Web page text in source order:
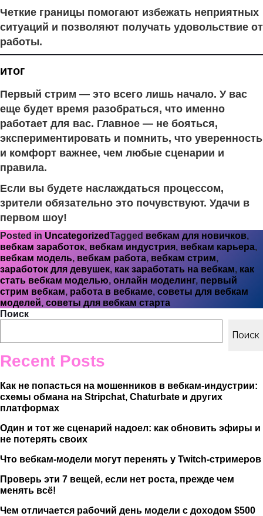
Четкие границы помогают избежать неприятных
ситуаций и позволяют получать удовольствие от
работы.
итог
Первый стрим — это всего лишь начало. У вас
еще будет время разобраться, что именно
работает для вас. Главное — не бояться,
экспериментировать и помнить, что уверенность
и комфорт важнее, чем любые сценарии и
правила.
Если вы будете наслаждаться процессом,
зрители обязательно это почувствуют. Удачи в
первом шоу!
Posted in UncategorizedTagged вебкам для новичков,
вебкам заработок, вебкам индустрия, вебкам карьера,
вебкам модель, вебкам работа, вебкам стрим,
заработок для девушек, как заработать на вебкам, как
стать вебкам моделью, онлайн моделинг, первый
стрим вебкам, работа в вебкаме, советы для вебкам
моделей, советы для вебкам старта
Поиск
Поиск
Recent Posts
Как не попасться на мошенников в вебкам-индустрии:
схемы обмана на Stripchat, Chaturbate и других
платформах
Один и тот же сценарий надоел: как обновить эфиры и
не потерять своих
Что вебкам-модели могут перенять у Twitch-стримеров
Проверь эти 7 вещей, если нет роста, прежде чем
менять всё!
Чем отличается рабочий день модели с доходом $500